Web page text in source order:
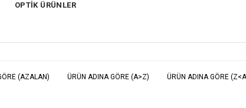
OPTİK ÜRÜNLER
(AZALAN) ÜRÜN ADINA GÖRE (A>Z) ÜRÜN ADINA GÖRE